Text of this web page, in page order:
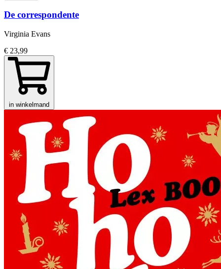
De correspondente
Virginia Evans
€ 23,99
in winkelmand